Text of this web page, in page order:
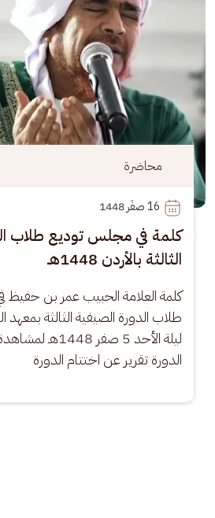
محاضرة
16
كلمة في مجلس توديع طلاب
الثالثة بالأردن 1448هـ
كلمة العلامة الحبيب عمر بن
طلاب الدورة الصيفية الثالثة بمعهد
ليلة الأحد 5 صفر
الدورة تقرير عن اختتام الدورة